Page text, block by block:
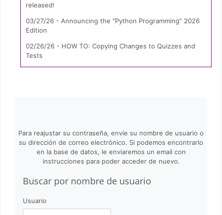
released!
03/27/26 - Announcing the "Python Programming" 2026
Edition
02/26/26 - HOW TO: Copying Changes to Quizzes and
Tests
Para reajustar su contraseña, envíe su nombre de usuario o
su dirección de correo electrónico. Si podemos encontrarlo
en la base de datos, le enviaremos un email con
instrucciones para poder acceder de nuevo.
Buscar por nombre de usuario
Buscar por nombre de usuario
Usuario